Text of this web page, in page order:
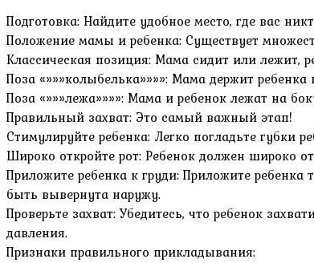
Подготовка: Найдите удобное место, где вас
Положение мамы и ребенка: Существует
Классическая позиция: Мама сидит или лежит,
Поза «»»»колыбелька»»»»: Мама держит
Поза «»»»лежа»»»»: Мама и ребенок лежат на
Правильный захват: Это самый важный этап!
Стимулируйте ребенка: Легко погладьте губки
Широко откройте рот: Ребенок должен широко
Приложите ребенка к груди: Приложите
быть вывернута наружу.
Проверьте захват: Убедитесь, что ребенок
давления.
Признаки правильного прикладывания: